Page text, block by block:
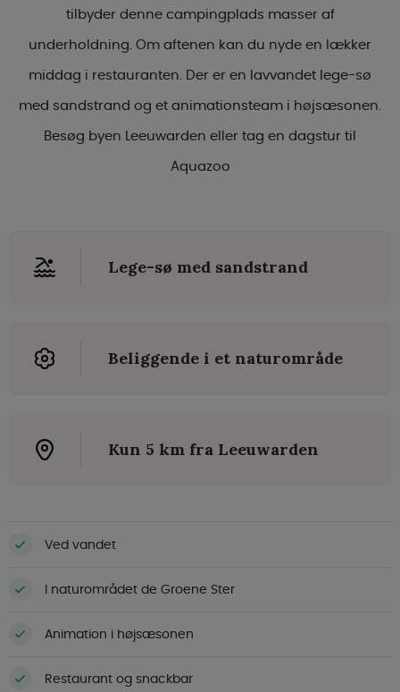
tilbyder denne campingplads masser af
underholdning. Om aftenen kan du nyde en lækker
middag i restauranten. Der er en lavvandet lege-sø
med sandstrand og et animationsteam i højsæsonen.
Besøg byen Leeuwarden eller tag en dagstur til
Aquazoo
Lege-sø med sandstrand
Beliggende i et naturområde
Kun 5 km fra Leeuwarden
Ved vandet
I naturområdet de Groene Ster
Animation i højsæsonen
Restaurant og snackbar